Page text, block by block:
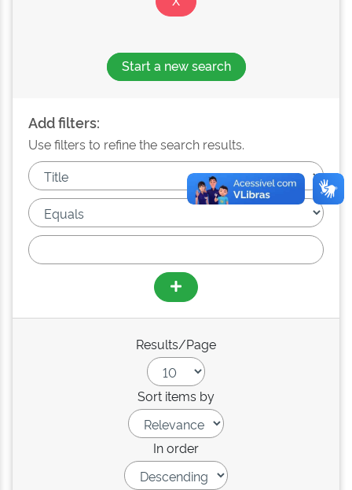
Start a new search
Add filters:
Use filters to refine the search results.
Results/Page
Sort items by
In order